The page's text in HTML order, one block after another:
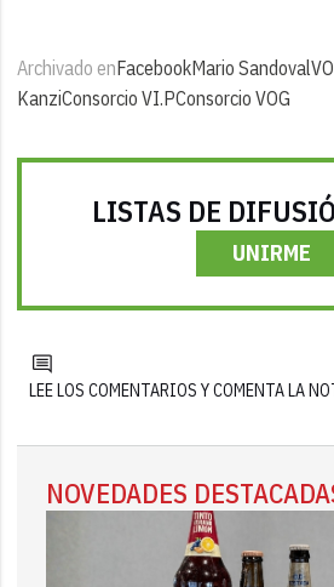
Archivado enFacebookMario Sandoval
KanziConsorcio VI.PConsorcio VOG
LISTAS DE
UNIRME
LEE LOS COMENTARIOS Y COMENTA LA
NOVEDADES